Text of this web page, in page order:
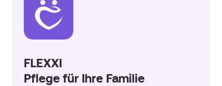
FLEXXI
Pflege für Ihre Familie